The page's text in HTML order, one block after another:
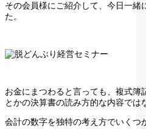
その会員様にご紹介して、今日一緒
た。
お金にまつわると言っても、複式簿
とかの決算書の読み方的な内容では
会計の数字を独特の考え方でいくつ